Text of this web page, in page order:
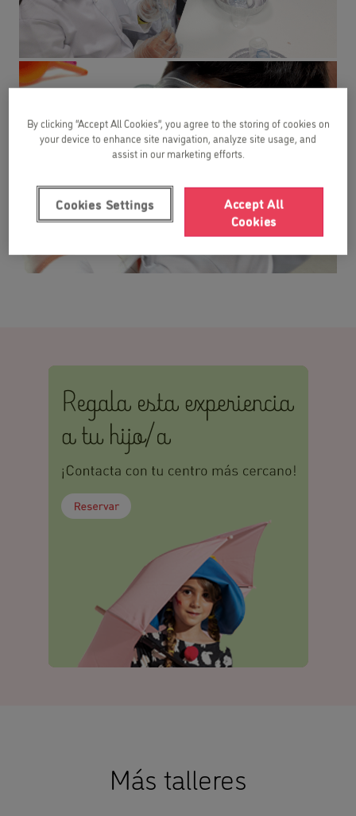
Más talleres
By clicking “Accept All Cookies”, you agree to the storing of cookies on
your device to enhance site navigation, analyze site usage, and
assist in our marketing efforts.
Accept All
Cookies
Cookies Settings